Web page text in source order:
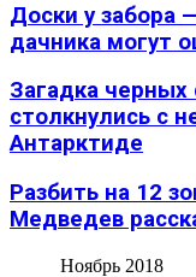
Доски у забора
дачника могут
Загадка черных
столкнулись с
Антарктиде
Разбить на 12
Медведев
Ноябрь 2018